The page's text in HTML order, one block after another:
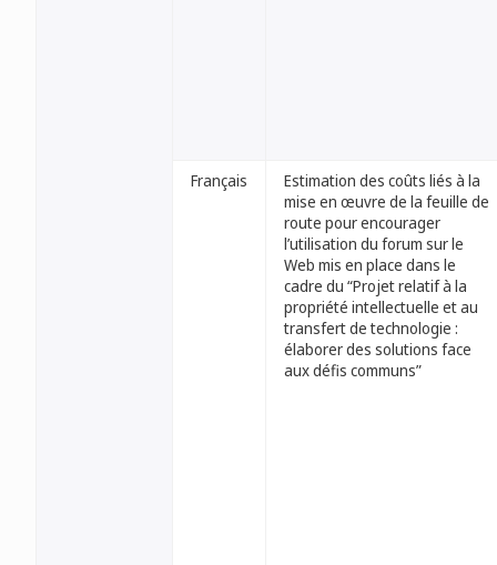
Français
Estimation des coûts liés à la
mise en œuvre de la feuille de
route pour encourager
l’utilisation du forum sur le
Web mis en place dans le
cadre du “Projet relatif à la
propriété intellectuelle et au
transfert de technologie :
élaborer des solutions face
aux défis communs”